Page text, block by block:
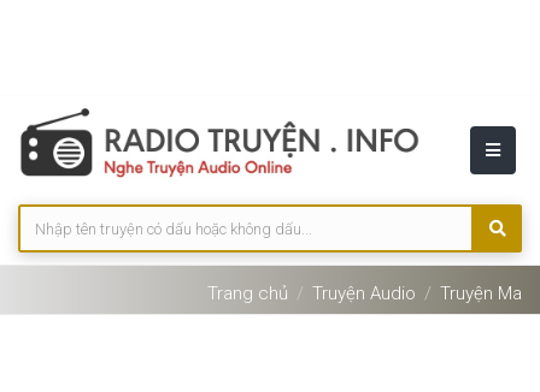
Trang chủ Truyện Audio Truyện Ma